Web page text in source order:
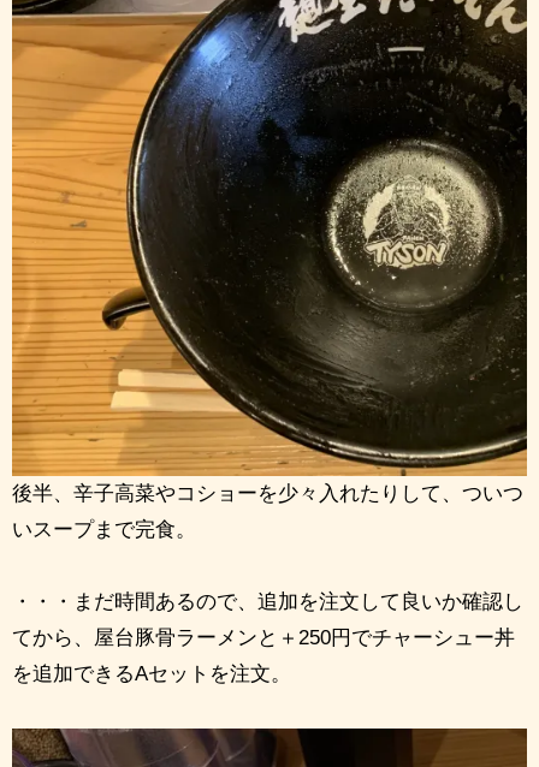
後半、辛子高菜やコショーを少々入れたりして、ついつ
いスープまで完食。
・・・まだ時間あるので、追加を注文して良いか確認し
てから、屋台豚骨ラーメンと＋250円でチャーシュー丼
を追加できるAセットを注文。